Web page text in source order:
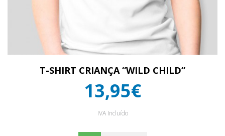
T-SHIRT CRIANÇA “WILD CHILD”
13,95€
IVA Incluído